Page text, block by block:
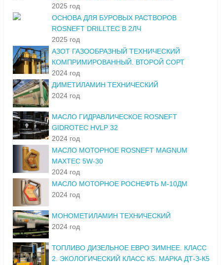
2025 год
ОСНОВА ДЛЯ БУРОВЫХ РАСТВОРОВ
ROSNEFT DRILLTEC В 2ЛЧ
2025 год
АЗОТ ГАЗООБРАЗНЫЙ ТЕХНИЧЕСКИЙ
КОМПРИМИРОВАННЫЙ. ВТОРОЙ СОРТ
2024 год
ДИМЕТИЛАМИН ТЕХНИЧЕСКИЙ
2024 год
МАСЛО ГИДРАВЛИЧЕСКОЕ ROSNEFT
GIDROTEC HVLP 32
2024 год
МАСЛО МОТОРНОЕ ROSNEFT MAGNUM
MAXTEC 5W-30
2024 год
МАСЛО МОТОРНОЕ РОСНЕФТЬ М-10ДМ
2024 год
МОНОМЕТИЛАМИН ТЕХНИЧЕСКИЙ
2024 год
ТОПЛИВО ДИЗЕЛЬНОЕ ЕВРО ЗИМНЕЕ. КЛАСС
2. ЭКОЛОГИЧЕСКИЙ КЛАСС К5. МАРКА ДТ-З-К5